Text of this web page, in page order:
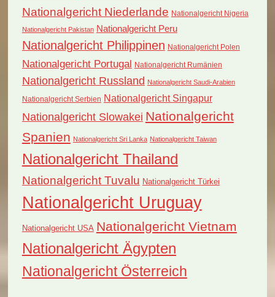
Nationalgericht Niederlande Nationalgericht Nigeria
Nationalgericht Pakistan Nationalgericht Peru
Nationalgericht Philippinen Nationalgericht Polen
Nationalgericht Portugal Nationalgericht Rumänien
Nationalgericht Russland Nationalgericht Saudi-Arabien
Nationalgericht Serbien Nationalgericht Singapur
Nationalgericht Slowakei Nationalgericht
Spanien Nationalgericht Sri Lanka Nationalgericht Taiwan
Nationalgericht Thailand
Nationalgericht Tuvalu Nationalgericht Türkei
Nationalgericht Uruguay
Nationalgericht USA Nationalgericht Vietnam
Nationalgericht Ägypten
Nationalgericht Österreich